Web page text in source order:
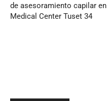
de asesoramiento capilar en
Medical Center Tuset 34